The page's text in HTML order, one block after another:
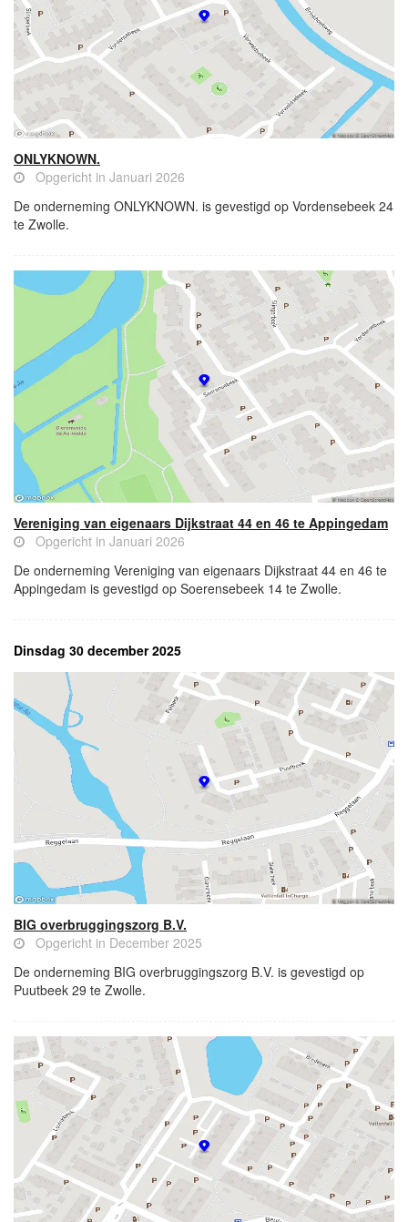
ONLYKNOWN.
Opgericht in Januari 2026
De onderneming ONLYKNOWN. is gevestigd op Vordensebeek 24
te Zwolle.
Vereniging van eigenaars Dijkstraat 44 en 46 te Appingedam
Opgericht in Januari 2026
De onderneming Vereniging van eigenaars Dijkstraat 44 en 46 te
Appingedam is gevestigd op Soerensebeek 14 te Zwolle.
Dinsdag 30 december 2025
BIG overbruggingszorg B.V.
Opgericht in December 2025
De onderneming BIG overbruggingszorg B.V. is gevestigd op
Puutbeek 29 te Zwolle.